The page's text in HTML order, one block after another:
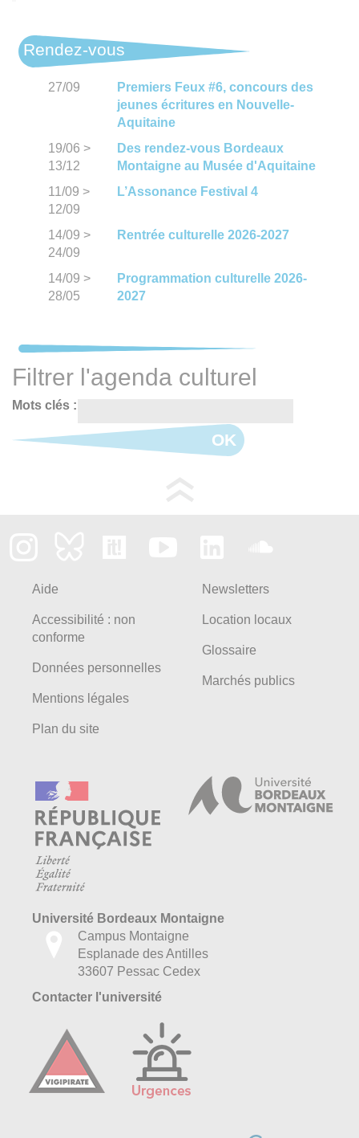
Rendez-vous
27/09
Premiers Feux #6, concours des
jeunes écritures en Nouvelle-
Aquitaine
19/06 >
13/12
Des rendez-vous Bordeaux
Montaigne au Musée d'Aquitaine
11/09 >
12/09
L’Assonance Festival 4
14/09 >
24/09
Rentrée culturelle 2026-2027
14/09 >
28/05
Programmation culturelle 2026-
2027
Filtrer l'agenda culturel
Mots clés :
OK
Aide
Accessibilité : non
conforme
Données personnelles
Mentions légales
Plan du site
Newsletters
Location locaux
Glossaire
Marchés publics
Université Bordeaux Montaigne
Campus Montaigne
Esplanade des Antilles
33607 Pessac Cedex
Contacter l'université